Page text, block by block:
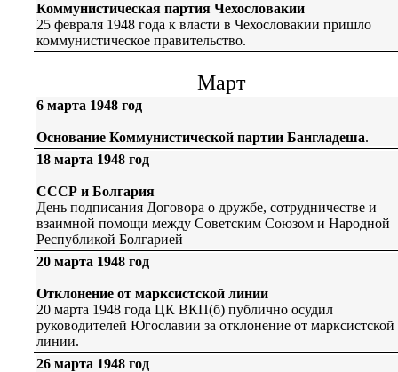
Коммунистическая партия Чехословакии
25 февраля 1948 года к власти в Чехословакии пришло
коммунистическое правительство.
Март
6 марта 1948 год
Основание Коммунистической партии Бангладеша.
18 марта 1948 год
СССР и Болгария
День подписания Договора о дружбе, сотрудничестве и
взаимной помощи между Советским Союзом и Народной
Республикой Болгарией
20 марта 1948 год
Отклонение от марксистской линии
20 марта 1948 года ЦК ВКП(б) публично осудил
руководителей Югославии за отклонение от марксистской
линии.
26 марта 1948 год